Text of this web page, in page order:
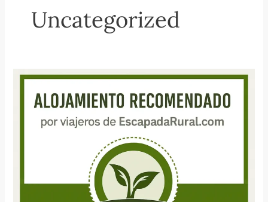
Uncategorized
Alojamiento
recomendado
EscapadaRural.com